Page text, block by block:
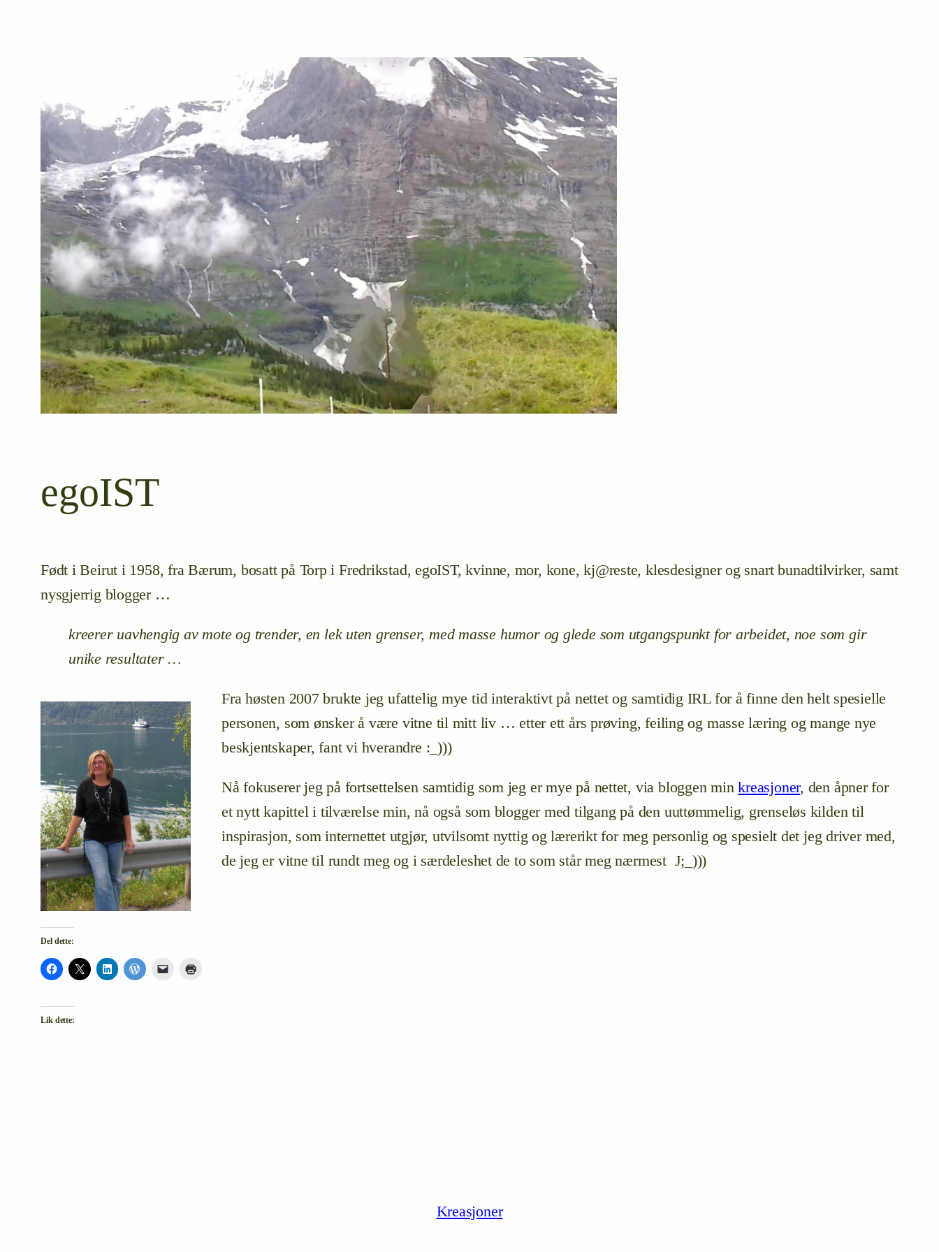
egoIST
Født i Beirut i 1958, fra Bærum, bosatt på Torp i Fredrikstad, egoIST, kvinne, mor, kone, kj@reste, klesdesigner og snart bunadtilvirker, samt
nysgjerrig blogger …
kreerer uavhengig av mote og trender, en lek uten grenser, med masse humor og glede som utgangspunkt for arbeidet, noe som gir
unike resultater …
Fra høsten 2007 brukte jeg ufattelig mye tid interaktivt på nettet og samtidig IRL for å finne den helt spesielle
personen, som ønsker å være vitne til mitt liv … etter ett års prøving, feiling og masse læring og mange nye
beskjentskaper, fant vi hverandre :_)))
Nå fokuserer jeg på fortsettelsen samtidig som jeg er mye på nettet, via bloggen minkreasjoner, den åpner for
et nytt kapittel i tilværelse min, nå også som blogger med tilgang på den uuttømmelig, grenseløs kilden til
inspirasjon, som internettet utgjør, utvilsomt nyttig og lærerikt for meg personlig og spesielt det jeg driver med,
de jeg er vitne til rundt meg og i særdeleshet de to som står meg nærmest J;_)))
Del dette:
Lik dette:
Kreasjoner